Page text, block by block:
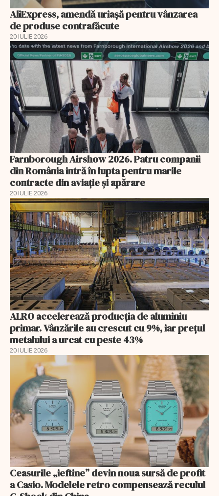
AliExpress, amendă uriaşă pentru vânzarea
de produse contrafăcute
20 IULIE 2026
Farnborough Airshow 2026. Patru companii
din România intră în lupta pentru marile
contracte din aviație și apărare
20 IULIE 2026
ALRO accelerează producția de aluminiu
primar. Vânzările au crescut cu 9%, iar prețul
metalului a urcat cu peste 43%
20 IULIE 2026
Ceasurile „ieftine” devin noua sursă de profit
a Casio. Modelele retro compensează reculul